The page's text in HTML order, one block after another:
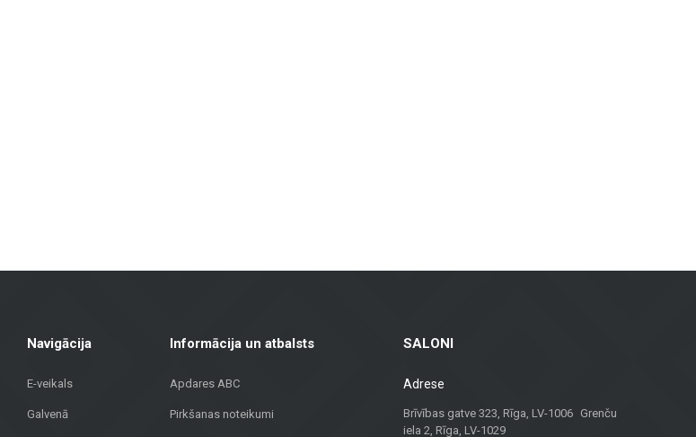
Navigācija
E-veikals
Galvenā
Informācija un atbalsts
Apdares ABC
Pirkšanas noteikumi
SALONI
Adrese
Brīvības gatve 323, Rīga, LV-1006 Grenču
iela 2, Rīga, LV-1029